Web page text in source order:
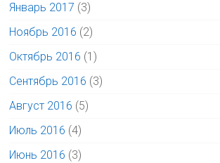
Январь 2017 (3)
Ноябрь 2016 (2)
Октябрь 2016 (1)
Сентябрь 2016 (3)
Август 2016 (5)
Июль 2016 (4)
Июнь 2016 (3)